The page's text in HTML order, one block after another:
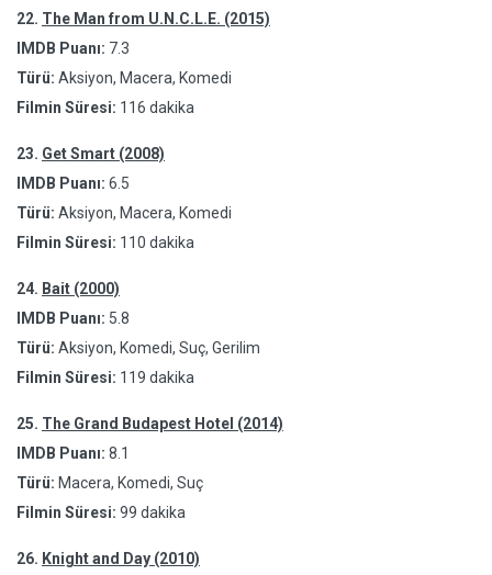
22. The Man from U.N.C.L.E. (2015)
IMDB Puanı: 7.3
Türü: Aksiyon, Macera, Komedi
Filmin Süresi: 116 dakika
23. Get Smart (2008)
IMDB Puanı: 6.5
Türü: Aksiyon, Macera, Komedi
Filmin Süresi: 110 dakika
24. Bait (2000)
IMDB Puanı: 5.8
Türü: Aksiyon, Komedi, Suç, Gerilim
Filmin Süresi: 119 dakika
25. The Grand Budapest Hotel (2014)
IMDB Puanı: 8.1
Türü: Macera, Komedi, Suç
Filmin Süresi: 99 dakika
26. Knight and Day (2010)